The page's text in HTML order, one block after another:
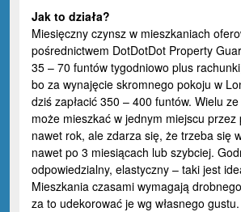
Jak to działa?
Miesięczny czynsz w mieszkaniach
pośrednictwem DotDotDot Property
35 – 70 funtów tygodniowo plus
bo za wynajęcie skromnego pokoju w
dziś zapłacić 350 – 400 funtów. Wielu ze
może mieszkać w jednym miejscu przez
nawet rok, ale zdarza się, że trzeba się
nawet po 3 miesiącach lub szybciej.
odpowiedzialny, elastyczny – taki jest
Mieszkania czasami wymagają
za to udekorować je wg własnego gustu.